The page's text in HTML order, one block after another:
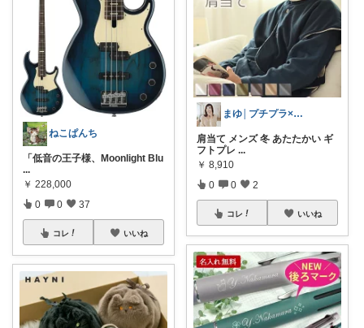
ねこぱんち
「低音の王子様、Moonlight Blu
...
￥ 228,000
0 0 37
コレ いいね
まゆ│プチプラ×ご褒美スイーツ
肩当て メンズ 冬 あたたかい ギ
フトプレ ...
￥ 8,910
0 0 2
コレ いいね